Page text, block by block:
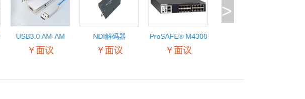
USB3.0 AM-AM
￥面议
NDI解码器
￥面议
ProSAFE® M4300
￥面议
>